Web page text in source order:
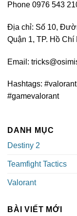
Phone 0976 543
Địa chỉ: Số 10,
Quận 1, TP. Hồ Chí
Email:
Hashtags:
#gamevalorant
DANH MỤC
Destiny 2
Teamfight Tactics
Valorant
BÀI VIẾT MỚI